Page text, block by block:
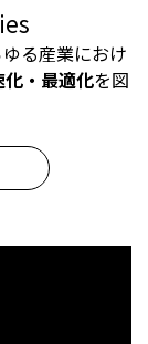
る産業におけ
化・最適化を図